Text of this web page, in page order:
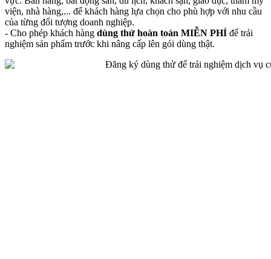
viện, nhà hàng,... để khách hàng lựa chọn cho phù hợp với nhu cầu
của từng đối tượng doanh nghiệp.
- Cho phép khách hàng dùng thử hoàn toàn MIỄN PHÍ để trải
nghiệm sản phẩm trước khi nâng cấp lên gói dùng thật.